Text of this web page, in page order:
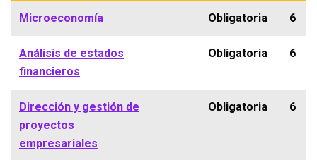
Microeconomía Obligatoria 6
Análisis de estados
financieros
Obligatoria 6
Dirección y gestión de
proyectos
empresariales
Obligatoria 6